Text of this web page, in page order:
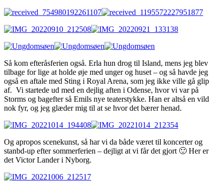
Så kom efteråsferien også. Erla hun drog til Island, mens jeg blev
tilbage for lige at holde øje med unger og huset – og så havde jeg
også en aftale med Sting i Royal Arena, som jeg ikke ville gå glip
af. Vi startede ud med en dejlig aften i Odense, hvor vi var på
Storms og bagefter så Emils nye teaterstykke. Han er altså en vild
nok fyr, og jeg glæder mig til at se hvor det bærer henad.
Og apropos scenekunst, så har vi da både været til koncerter og
stanbd-up efter sommerferien – dejligt at vi får det gjort 🙂 Her er
det Victor Lander i Nyborg.